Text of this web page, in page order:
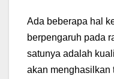
Ada beberapa hal
berpengaruh pada
satunya adalah
akan menghasilkan